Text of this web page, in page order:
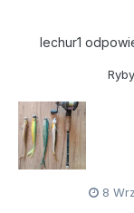
lechur1
8